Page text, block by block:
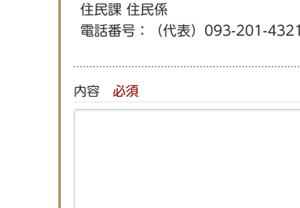
住民課 住民係
電話番号：
（代表）093-201-4321
内容 必須